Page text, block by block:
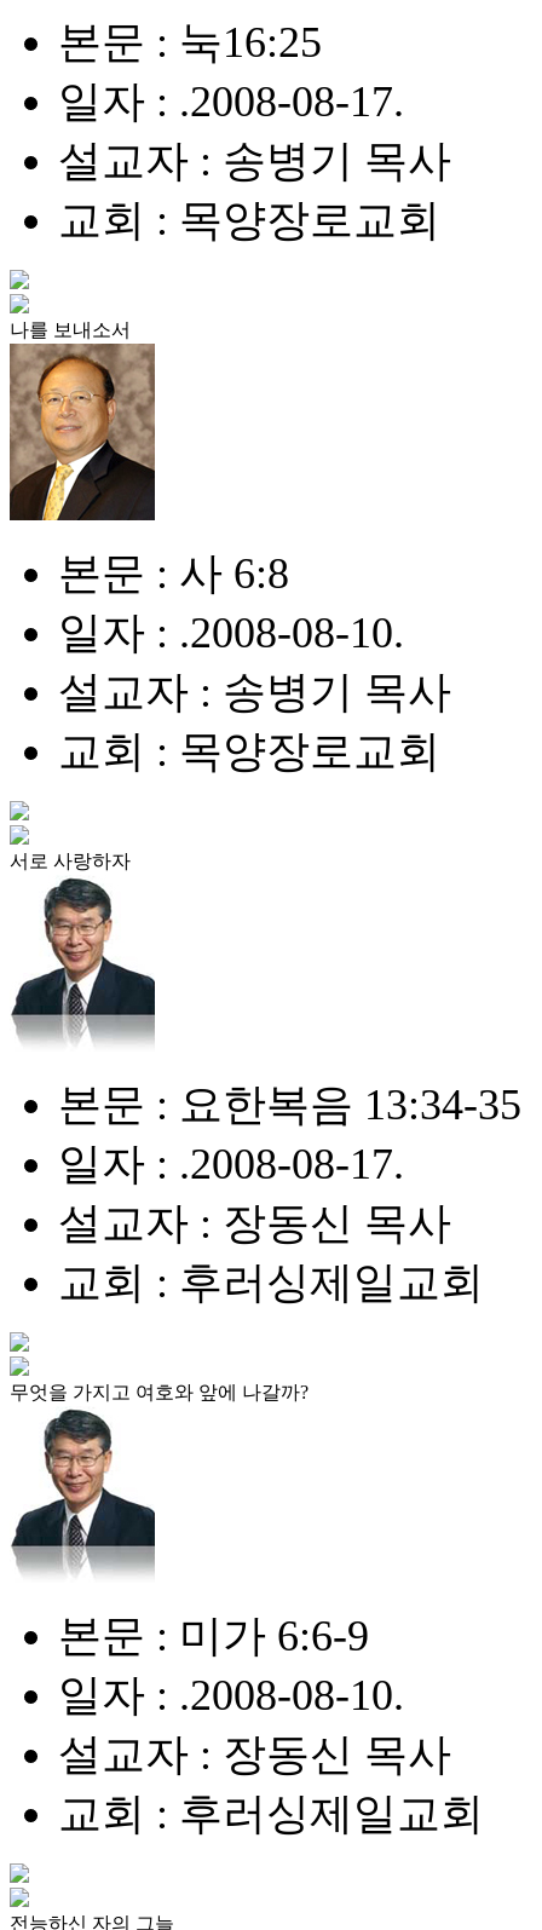
본문 : 눅16:25
일자 : .2008-08-17.
설교자 : 송병기 목사
교회 : 목양장로교회
나를 보내소서
본문 : 사 6:8
일자 : .2008-08-10.
설교자 : 송병기 목사
교회 : 목양장로교회
서로 사랑하자
본문 : 요한복음 13:34-35
일자 : .2008-08-17.
설교자 : 장동신 목사
교회 : 후러싱제일교회
무엇을 가지고 여호와 앞에 나갈까?
본문 : 미가 6:6-9
일자 : .2008-08-10.
설교자 : 장동신 목사
교회 : 후러싱제일교회
전능하신 자의 그늘